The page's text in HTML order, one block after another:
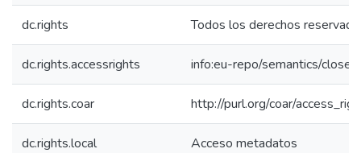
dc.rights Todos los derechos
dc.rights.accessrights info:eu-repo/semantics/
dc.rights.coar http://purl.org/coar/
dc.rights.local Acceso metadatos